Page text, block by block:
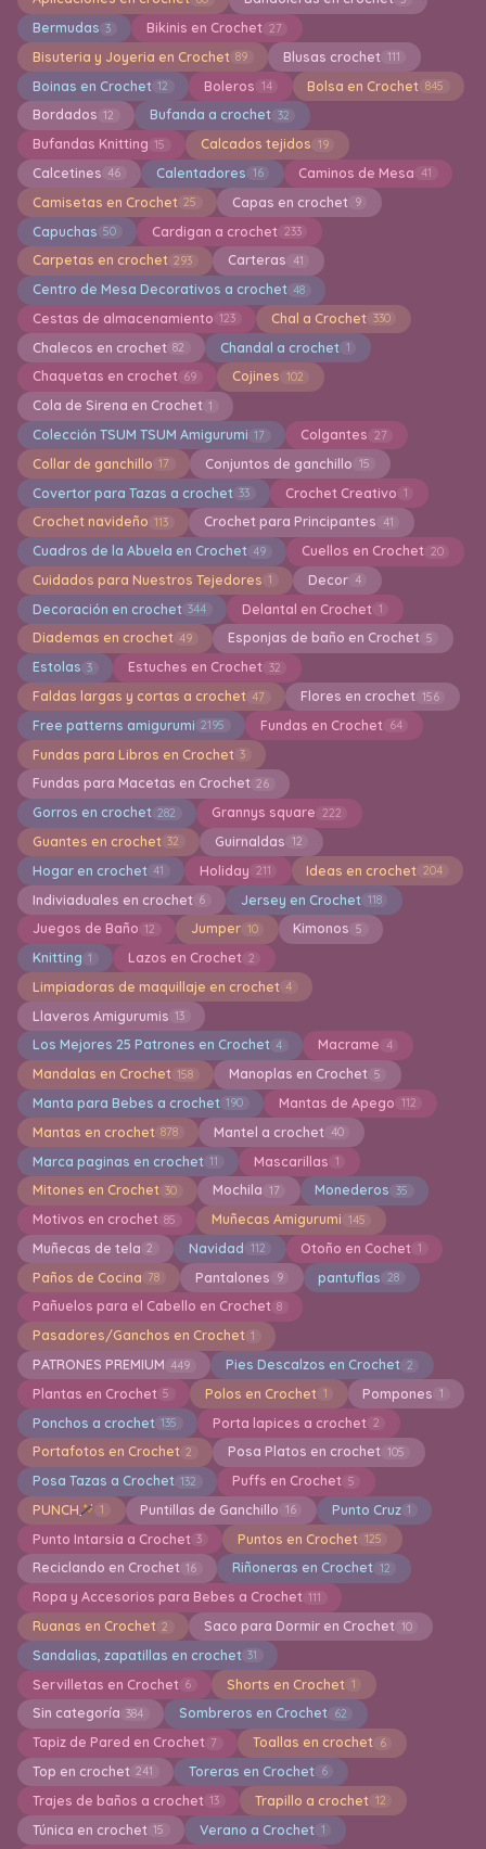
Bermudas 3 Bikinis en Crochet 27
Bisuteria y Joyeria en Crochet 89 Blusas crochet 111
Boinas en Crochet 12 Boleros 14 Bolsa en Crochet 845
Bordados 12 Bufanda a crochet 32
Bufandas Knitting 15 Calcados tejidos 19
Calcetines 46 Calentadores 16 Caminos de Mesa 41
Camisetas en Crochet 25 Capas en crochet 9
Capuchas 50 Cardigan a crochet 233
Carpetas en crochet 293 Carteras 41
Centro de Mesa Decorativos a crochet 48
Cestas de almacenamiento 123 Chal a Crochet 330
Chalecos en crochet 82 Chandal a crochet 1
Chaquetas en crochet 69 Cojines 102
Cola de Sirena en Crochet 1
Colección TSUM TSUM Amigurumi 17 Colgantes 27
Collar de ganchillo 17 Conjuntos de ganchillo 15
Covertor para Tazas a crochet 33 Crochet Creativo 1
Crochet navideño 113 Crochet para Principantes 41
Cuadros de la Abuela en Crochet 49 Cuellos en Crochet 20
Cuidados para Nuestros Tejedores 1 Decor 4
Decoración en crochet 344 Delantal en Crochet 1
Diademas en crochet 49 Esponjas de baño en Crochet 5
Estolas 3 Estuches en Crochet 32
Faldas largas y cortas a crochet 47 Flores en crochet 156
Free patterns amigurumi 2195 Fundas en Crochet 64
Fundas para Libros en Crochet 3
Fundas para Macetas en Crochet 26
Gorros en crochet 282 Grannys square 222
Guantes en crochet 32 Guirnaldas 12
Hogar en crochet 41 Holiday 211 Ideas en crochet 204
Indiviaduales en crochet 6 Jersey en Crochet 118
Juegos de Baño 12 Jumper 10 Kimonos 5
Knitting 1 Lazos en Crochet 2
Limpiadoras de maquillaje en crochet 4
Llaveros Amigurumis 13
Los Mejores 25 Patrones en Crochet 4 Macrame 4
Mandalas en Crochet 158 Manoplas en Crochet 5
Manta para Bebes a crochet 190 Mantas de Apego 112
Mantas en crochet 878 Mantel a crochet 40
Marca paginas en crochet 11 Mascarillas 1
Mitones en Crochet 30 Mochila 17 Monederos 35
Motivos en crochet 85 Muñecas Amigurumi 145
Muñecas de tela 2 Navidad 112 Otoño en Cochet 1
Paños de Cocina 78 Pantalones 9 pantuflas 28
Pañuelos para el Cabello en Crochet 8
Pasadores/Ganchos en Crochet 1
PATRONES PREMIUM 449 Pies Descalzos en Crochet 2
Plantas en Crochet 5 Polos en Crochet 1 Pompones 1
Ponchos a crochet 135 Porta lapices a crochet 2
Portafotos en Crochet 2 Posa Platos en crochet 105
Posa Tazas a Crochet 132 Puffs en Crochet 5
PUNCH 1 Puntillas de Ganchillo 16 Punto Cruz 1
Punto Intarsia a Crochet 3 Puntos en Crochet 125
Reciclando en Crochet 16 Riñoneras en Crochet 12
Ropa y Accesorios para Bebes a Crochet 111
Ruanas en Crochet 2 Saco para Dormir en Crochet 10
Sandalias, zapatillas en crochet 31
Servilletas en Crochet 6 Shorts en Crochet 1
Sin categoría 384 Sombreros en Crochet 62
Tapiz de Pared en Crochet 7 Toallas en crochet 6
Top en crochet 241 Toreras en Crochet 6
Trajes de baños a crochet 13 Trapillo a crochet 12
Túnica en crochet 15 Verano a Crochet 1